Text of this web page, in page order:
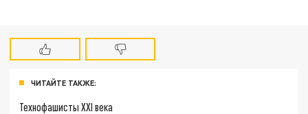
ЧИТАЙТЕ ТАКЖЕ:
Технофашисты XXI века